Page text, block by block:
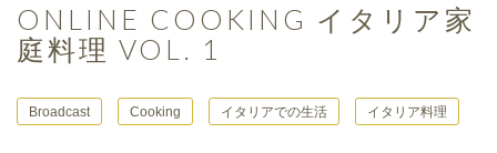
ONLINE COOKING イタリア家
庭料理 VOL. 1
Broadcast Cooking イタリアでの生活 イタリア料理